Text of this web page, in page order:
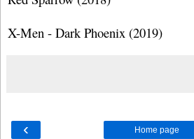
X-Men - Dark Phoenix (2019)
‹ Home page